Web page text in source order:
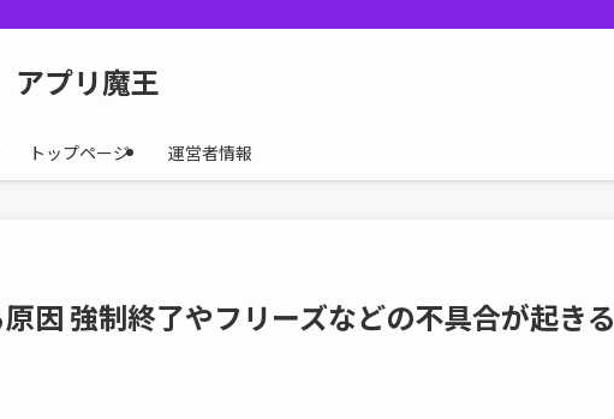
アプリ魔王
トップページ 運営者情報
因 強制終了やフリーズなどの不具合が起きる